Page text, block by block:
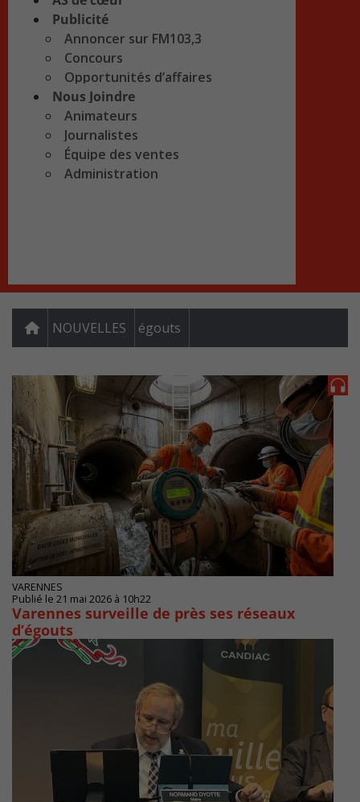
Publicité
Annoncer sur FM103,3
Concours
Opportunités d’affaires
Nous Joindre
Animateurs
Journalistes
Équipe des ventes
Administration
NOUVELLES égouts
VARENNES
Publié le 21 mai 2026 à 10h22
Varennes surveille de près ses réseaux
d’égouts